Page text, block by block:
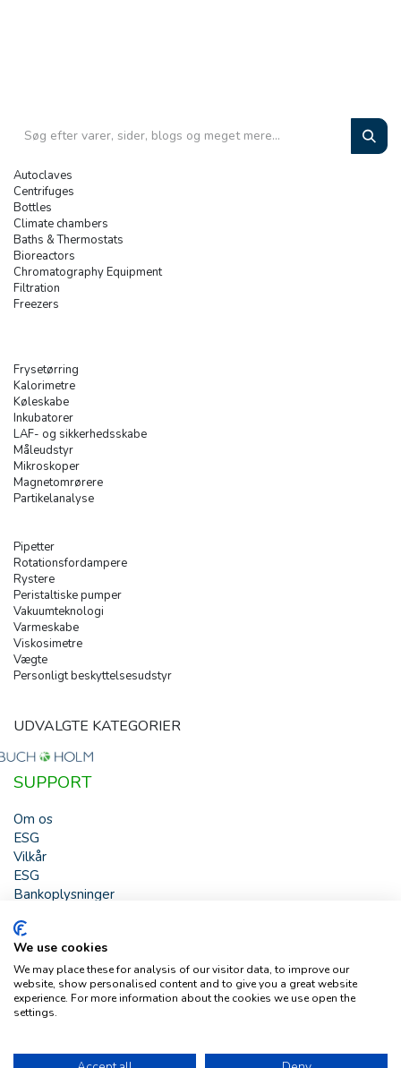
Autoclaves
Centrifuges
Bottles
Climate chambers
Baths & Thermostats
Bioreactors
Chromatography Equipment
Filtration
Freezers
Frysetørring
Kalorimetre
Køleskabe
Inkubatorer
LAF- og sikkerhedsskabe
Måleudstyr
Mikroskoper
Magnetomrørere
Partikelanalyse
Pipetter
Rotationsfordampere
Rystere
Peristaltiske pumper
Vakuumteknologi
Varmeskabe
Viskosimetre
Vægte
Personligt beskyttelsesudstyr
UDVALGTE KATEGORIER
SUPPORT
Om os
ESG
Vilkår
ESG
Bankoplysninger
HJÆLP
Buch & Holm A/S - Marielundvej 39 - DK-2730 Herlev -
Tlf. +45 44 54 00 00 - e-mail:b-h@buch-holm.dk- CVR-nr.:
DK-19993345
We use cookies
We may place these for analysis of our visitor data, to improve our
website, show personalised content and to give you a great website
experience. For more information about the cookies we use open the
settings.